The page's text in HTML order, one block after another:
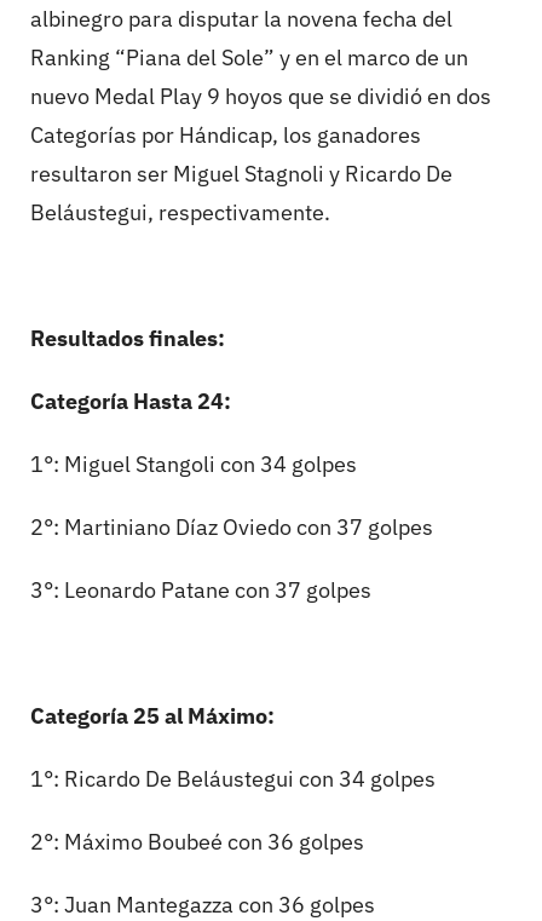
albinegro para disputar la novena fecha del
Ranking “Piana del Sole” y en el marco de un
nuevo Medal Play 9 hoyos que se dividió en dos
Categorías por Hándicap, los ganadores
resultaron ser Miguel Stagnoli y Ricardo De
Beláustegui, respectivamente.
Resultados finales:
Categoría Hasta 24:
1°: Miguel Stangoli con 34 golpes
2°: Martiniano Díaz Oviedo con 37 golpes
3°: Leonardo Patane con 37 golpes
Categoría 25 al Máximo:
1°: Ricardo De Beláustegui con 34 golpes
2°: Máximo Boubeé con 36 golpes
3°: Juan Mantegazza con 36 golpes